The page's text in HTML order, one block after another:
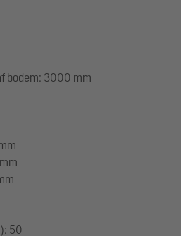
bodem: 3000 mm
50